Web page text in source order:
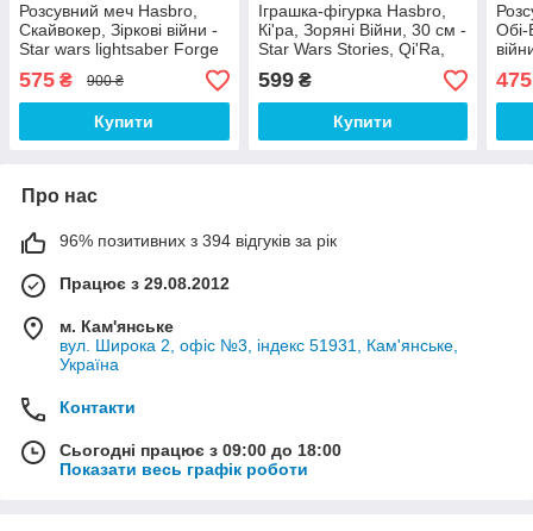
Розсувний меч Hasbro,
Скайвокер, Зіркові війни -
Star wars lightsaber Forge
Luke Skywalker
575 ₴ 900 ₴
Купити
Іграшка-фігурка Hasbro,
Кі'ра, Зоряні Війни, 30 см -
Star Wars Stories, Qi'Ra,
Titan Hero Series
599₴
Купити
Обі-
475
Про нас
96% позитивних з 394 відгуків за рік
Працює з 29.08.2012
м. Кам'янське
вул. Широка 2, офіс №3, індекс 51931, Кам'янське,
Україна
Контакти
Сьогодні працює з 09:00 до 18:00
Показати весь графік роботи